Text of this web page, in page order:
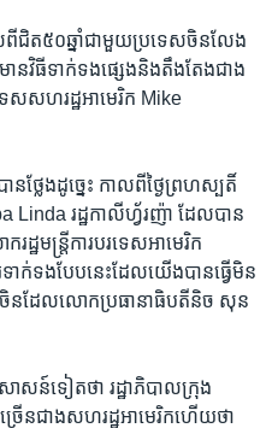
ពី​ជិត​៥០​ឆ្នាំ​ជាមួយ​ប្រទេស​ចិន​លែង​
ន​វិធី​ទាក់ទង​ផ្សេង​និង​តឹង​តែង​ជាង​
េស​សហរដ្ឋ​អាមេរិក ​Mike
ន​ថ្លែង​ដូច្នេះ​ កាលពី​ថ្ងៃ​ព្រហស្បតិ៍​
រដ្ឋ​កាលីហ្វ័រញ៉ា ​ដែល​បាន​
ឋមន្រ្តី​ការបរទេស​អាមេរិក​
ក់​ទង​បែប​នេះ​ដែល​យើង​បាន​ធ្វើ​មិន​
េស​ចិន​ដែល​លោក​ប្រធានាធិបតី​និច សុន​
សាសន៍​ទៀត​ថា រដ្ឋាភិបាល​ក្រុង​
ើន​ជាងសហរដ្ឋ​អាមេរិក​ហើយថា​